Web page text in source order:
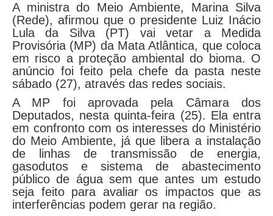
A ministra do Meio Ambiente, Marina Silva
(Rede), afirmou que o presidente Luiz Inácio
Lula da Silva (PT) vai vetar a Medida
Provisória (MP) da Mata Atlântica, que coloca
em risco a proteção ambiental do bioma. O
anúncio foi feito pela chefe da pasta neste
sábado (27), através das redes sociais.
A MP foi aprovada pela Câmara dos
Deputados, nesta quinta-feira (25). Ela entra
em confronto com os interesses do Ministério
do Meio Ambiente, já que libera a instalação
de linhas de transmissão de energia,
gasodutos e sistema de abastecimento
público de água sem que antes um estudo
seja feito para avaliar os impactos que as
interferências podem gerar na região.